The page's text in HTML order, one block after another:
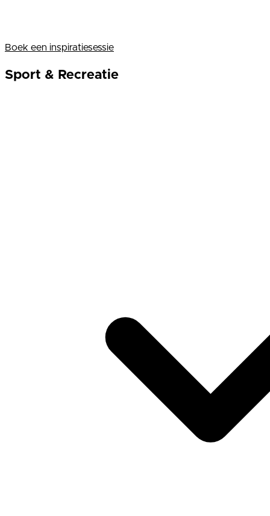
Boek een inspiratiesessie
Sport & Recreatie